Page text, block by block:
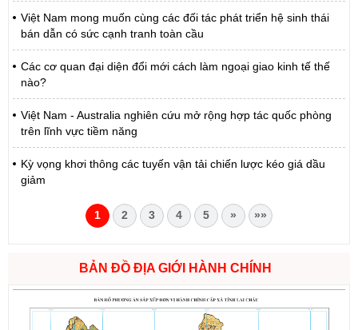
Việt Nam mong muốn cùng các đối tác phát triển hệ sinh thái
bán dẫn có sức cạnh tranh toàn cầu
Các cơ quan đại diện đổi mới cách làm ngoại giao kinh tế thế
nào?
Việt Nam - Australia nghiên cứu mở rộng hợp tác quốc phòng
trên lĩnh vực tiềm năng
Kỳ vọng khơi thông các tuyến vận tải chiến lược kéo giá dầu
giảm
1 2 3 4 5 » »»
BẢN ĐỒ ĐỊA GIỚI HÀNH CHÍNH